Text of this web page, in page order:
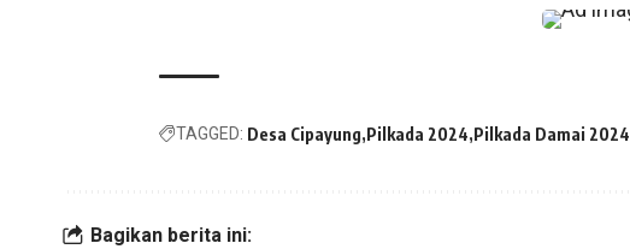
TAGGED: Desa Cipayung Pilkada 2024 Pilkada Damai 2024
Bagikan berita ini: